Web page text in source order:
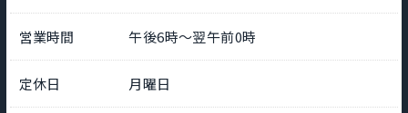
営業時間 午後6時～翌午前0時
定休日 月曜日